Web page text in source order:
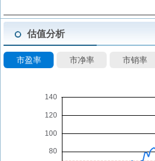
估值分析
市盈率 市净率 市销率